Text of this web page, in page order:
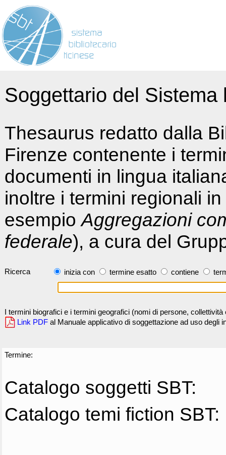
Soggettario del
Thesaurus redatto dalla
Firenze contenente i
documenti in lingua
inoltre i termini regionali
esempioAggregazioni
federale), a cura del
Ricerca inizia con termine esatto contiene
I termini biografici e i termini geografici (nomi di persone,
Link PDF al Manuale applicativo di soggettazione ad uso degli
Termine:
Catalogo soggetti SBT:
Catalogo temi fiction SBT: